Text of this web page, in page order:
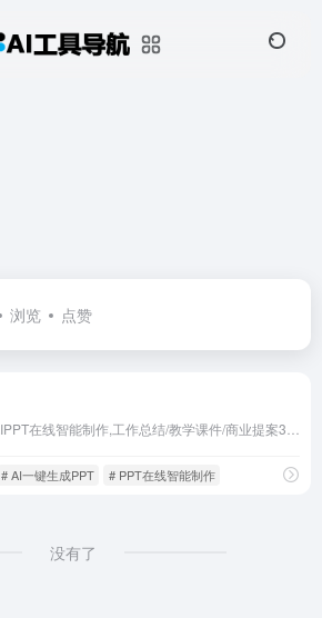
浏览 点赞
# AI一键生成PPT # PPT在线智能制作
没有了